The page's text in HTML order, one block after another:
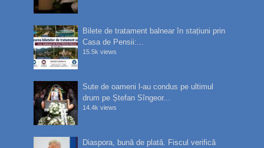
Bilete de tratament balnear în stațiuni prin
Casa de Pensii:...
15.5k views
Sute de oameni l-au condus pe ultimul
drum pe Ștefan Sîngeor...
14.4k views
Diaspora, bună de plată. Fiscul verifică